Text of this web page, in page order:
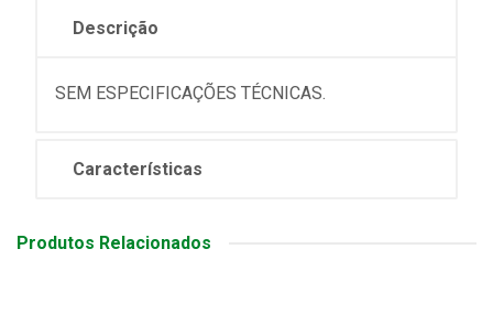
Descrição
SEM ESPECIFICAÇÕES TÉCNICAS.
Características
Produtos Relacionados